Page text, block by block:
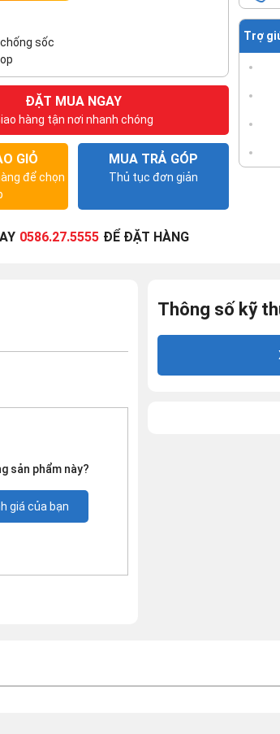
sốc
ĐẶT MUA NGAY
hàng tận nơi nhanh chóng
GIỎ
để chọn
MUA TRẢ GÓP
Thủ tục đơn giản
0586.27.5555 ĐỂ ĐẶT HÀNG
Trợ
sản phẩm này?
giá của bạn
Thông số kỹ